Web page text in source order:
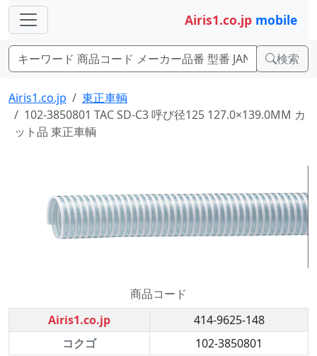
Airis1.co.jp mobile
検索
Airis1.co.jp
東正車輌
102-3850801 TAC SD-C3 呼び径125 127.0×139.0MM カ
ット品 東正車輌
商品コード
Airis1.co.jp
414-9625-148
コクゴ
102-3850801